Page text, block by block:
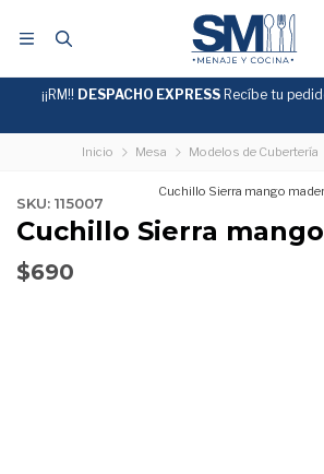
GRATIS
¡¡RM!! DESPACHO EXPRESS Recíbe tu
Inicio Mesa Modelos de Cubertería
Cuchillo Sierra mango
SKU: 115007
Cuchillo Sierra
$690